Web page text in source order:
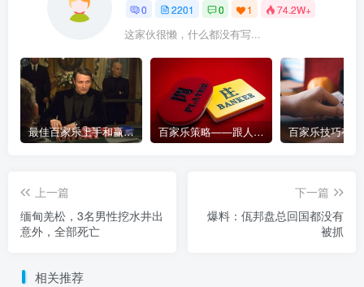
0 2201 0 1 74.2W+
这家伙很懒，什么都没有写...
最佳百家乐上手和赢钱指南 – 终极版 百家乐策略——跟人胜过跟路
上一篇
缅甸羌松，3名男性挖水井出
意外，全部死亡
下一篇
爆料：佤邦盘总回国都没有
被抓
相关推荐